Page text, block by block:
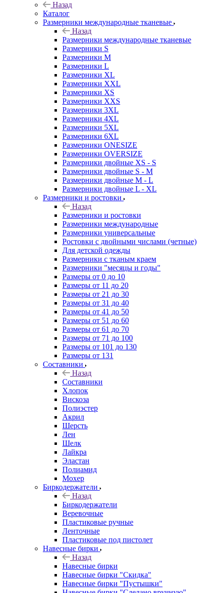
Назад
Каталог
Размерники международные тканевые
Назад
Размерники международные тканевые
Размерники S
Размерники M
Размерники L
Размерники XL
Размерники XXL
Размерники XS
Размерники XXS
Размерники 3XL
Размерники 4XL
Размерники 5XL
Размерники 6XL
Размерники ONESIZE
Размерники OVERSIZE
Размерники двойные XS - S
Размерники двойные S - M
Размерники двойные M - L
Размерники двойные L - XL
Размерники и ростовки
Назад
Размерники и ростовки
Размерники международные
Размерники универсальные
Ростовки с двойными числами (четные)
Для детской одежды
Размерники с тканым краем
Размерники "месяцы и годы"
Размеры от 0 до 10
Размеры от 11 до 20
Размеры от 21 до 30
Размеры от 31 до 40
Размеры от 41 до 50
Размеры от 51 до 60
Размеры от 61 до 70
Размеры от 71 до 100
Размеры от 101 до 130
Размеры от 131
Составники
Назад
Составники
Хлопок
Вискоза
Полиэстер
Акрил
Шерсть
Лен
Шелк
Лайкра
Эластан
Полиамид
Мохер
Биркодержатели
Назад
Биркодержатели
Веревочные
Пластиковые ручные
Ленточные
Пластиковые под пистолет
Навесные бирки
Назад
Навесные бирки
Навесные бирки "Скидка"
Навесные бирки "Пустышки"